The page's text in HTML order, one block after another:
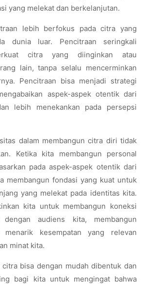
yang melekat dan berkelanjutan.
lebih berfokus pada citra yang
dunia luar. Pencitraan seringkali
citra yang diinginkan atau
lain, tanpa selalu mencerminkan
Pencitraan bisa menjadi strategi
aspek-aspek otentik dari
lebih menekankan pada persepsi
dalam membangun citra diri tidak
Ketika kita membangun personal
pada aspek-aspek otentik dari
membangun fondasi yang kuat untuk
yang melekat pada identitas kita.
kita untuk membangun koneksi
audiens kita, membangun
menarik kesempatan yang relevan
minat kita.
citra bisa dengan mudah dibentuk dan
bagi kita untuk mengingat bahwa